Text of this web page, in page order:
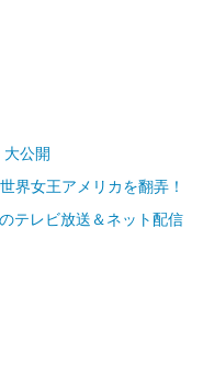
大公開
界女王アメリカを翻弄！
テレビ放送＆ネット配信